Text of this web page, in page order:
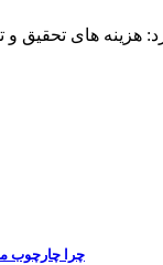
های تحقیق و
چرا چارچوب